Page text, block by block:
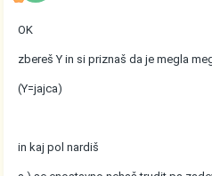
OK
zbereš Y in si priznaš da je megla
(Y=jajca)
in kaj pol nardiš